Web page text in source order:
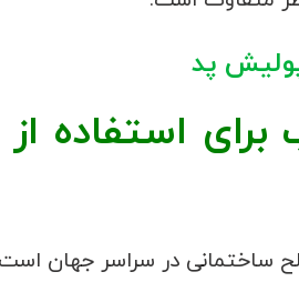
پد
استفاده
ساختمانی در سراسر جهان